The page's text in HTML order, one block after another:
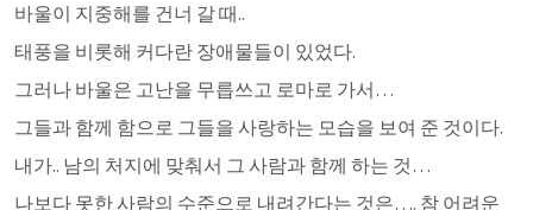
바울이 지중해를 건너 갈 때..
태풍을 비롯해 커다란 장애물들이 있었다.
그러나 바울은 고난을 무릅쓰고 로마로 가서…
그들과 함께 함으로 그들을 사랑하는 모습을 보여 준 것이다.
내가.. 남의 처지에 맞춰서 그 사람과 함께 하는 것…
나보다 못한 사람의 수준으로 내려간다는 것은…. 참 어려운